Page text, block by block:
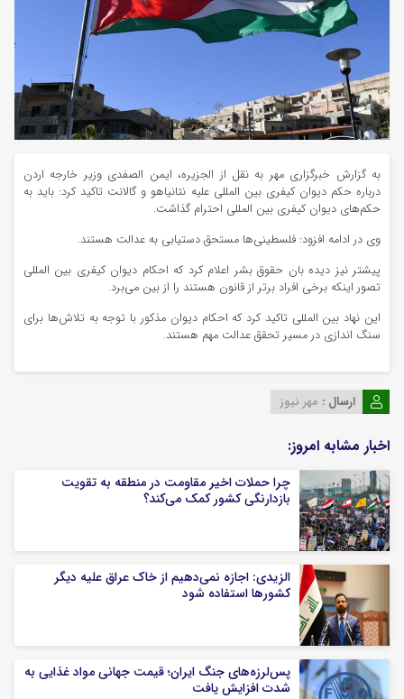
به گزارش خبرگزاری مهر به نقل از الجزیره، ایمن الصفدی وزیر خارجه اردن
درباره حکم دیوان کیفری بین المللی علیه نتانیاهو و گالانت تاکید کرد: باید به
حکم‌های دیوان کیفری بین المللی احترام گذاشت.
وی در ادامه افزود: فلسطینی‌ها مستحق دستیابی به عدالت هستند.
پیشتر نیز دیده بان حقوق بشر اعلام کرد که احکام دیوان کیفری بین المللی
تصور اینکه برخی افراد برتر از قانون هستند را از بین می‌برد.
این نهاد بین المللی تاکید کرد که احکام دیوان مذکور با توجه به تلاش‌ها برای
سنگ اندازی در مسیر تحقق عدالت مهم هستند.
ارسال : مهر نیوز
اخبار مشابه امروز:
چرا حملات اخیر مقاومت در منطقه به تقویت
بازدارنگی کشور کمک می‌کند؟
الزیدی: اجازه نمی‌دهیم از خاک عراق علیه دیگر
کشورها استفاده شود
پس‌لرزه‌های جنگ ایران؛ قیمت جهانی مواد غذایی به
شدت افزایش یافت